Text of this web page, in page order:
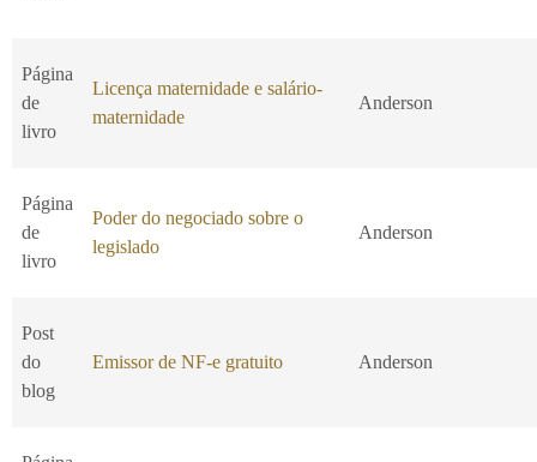
Página
de
livro
Licença maternidade e salário-
maternidade
Anderson
Página
de
livro
Poder do negociado sobre o
legislado
Anderson
Post
do
blog
Emissor de NF-e gratuito Anderson